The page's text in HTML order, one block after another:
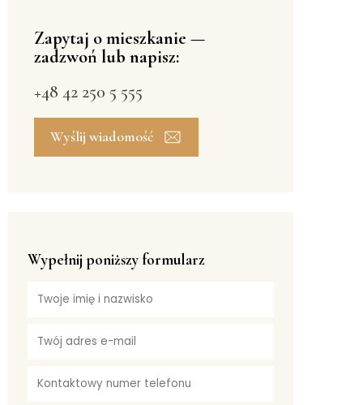
Zapytaj o mieszkanie —
zadzwoń lub napisz:
+48 42 250 5 555
Wyślij wiadomość
Wypełnij poniższy formularz